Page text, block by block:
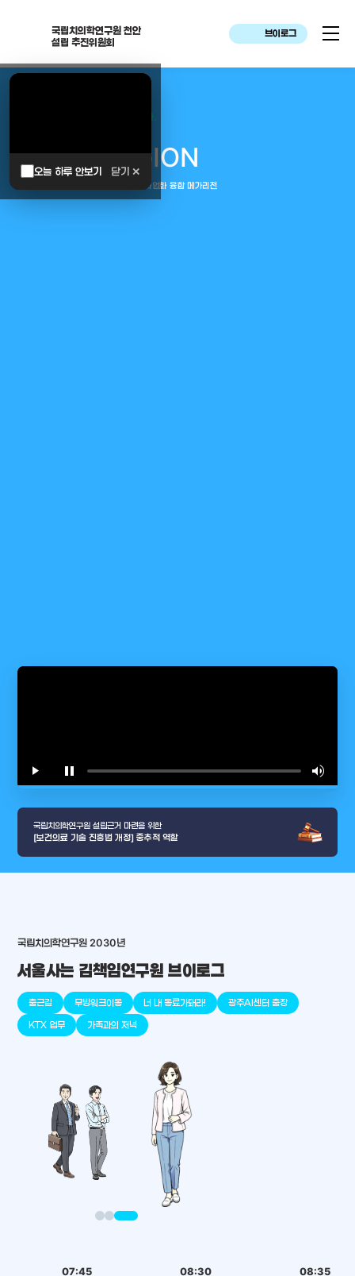
국립치의학연구원 천안
설립 추진위원회
브이로그
오늘 하루 안보기 닫기 ✕
대한민국은 두번이나 약속하였습니다.
MEGAREGION
중부권 전체를 잇는 연구–임상–평가–사업화 융합 메가리전
충청남도place
천안
place
세종
place
판교
place
오송
place
대덕
place
원주
play_arrow pause volume_up
국립치의학연구원 설립근거 마련을 위한
[보건의료 기술 진흥법 개정] 중추적 역할
국립치의학연구원 2030년
서울사는 김책임연구원 브이로그
출근길 무빙워크이동 너 내 동료가돼라! 광주AI센터 출장
KTX 업무 가족과의 저녁
07:45 08:30 08:35